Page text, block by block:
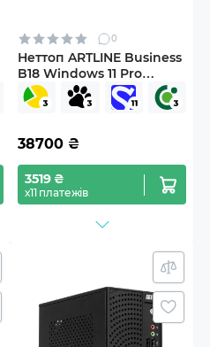
0
Неттоп ARTLINE Business
B18 Windows 11 Pro
(B18v04Win)
38700 ₴
3519 ₴
х11 платежів